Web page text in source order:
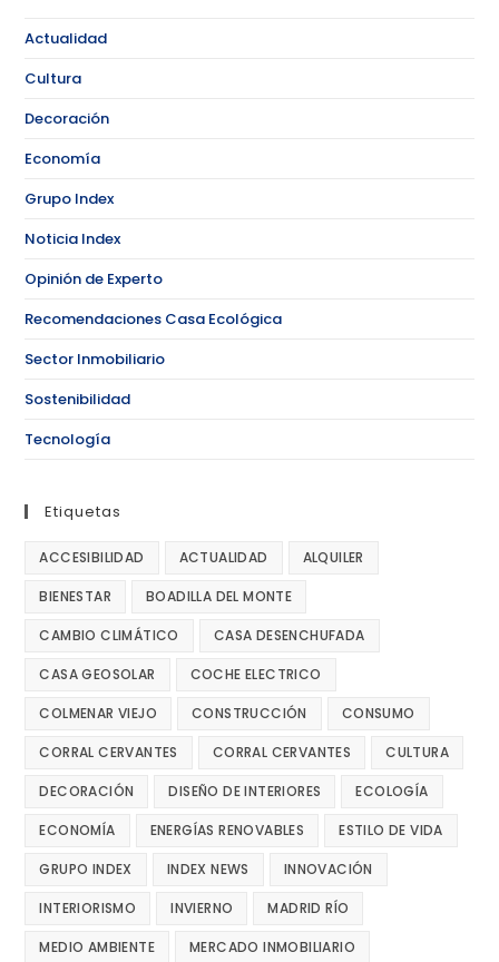
Actualidad
Cultura
Decoración
Economía
Grupo Index
Noticia Index
Opinión de Experto
Recomendaciones Casa Ecológica
Sector Inmobiliario
Sostenibilidad
Tecnología
Etiquetas
ACCESIBILIDAD ACTUALIDAD ALQUILER
BIENESTAR BOADILLA DEL MONTE
CAMBIO CLIMÁTICO CASA DESENCHUFADA
CASA GEOSOLAR COCHE ELECTRICO
COLMENAR VIEJO CONSTRUCCIÓN CONSUMO
CORRAL CERVANTES CORRAL CERVANTES CULTURA
DECORACIÓN DISEÑO DE INTERIORES ECOLOGÍA
ECONOMÍA ENERGÍAS RENOVABLES ESTILO DE VIDA
GRUPO INDEX INDEX NEWS INNOVACIÓN
INTERIORISMO INVIERNO MADRID RÍO
MEDIO AMBIENTE MERCADO INMOBILIARIO